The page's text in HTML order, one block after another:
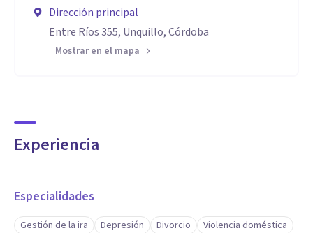
Dirección principal
Entre Ríos 355, Unquillo, Córdoba
Mostrar en el mapa
Experiencia
Especialidades
Gestión de la ira Depresión Divorcio
Violencia doméstica